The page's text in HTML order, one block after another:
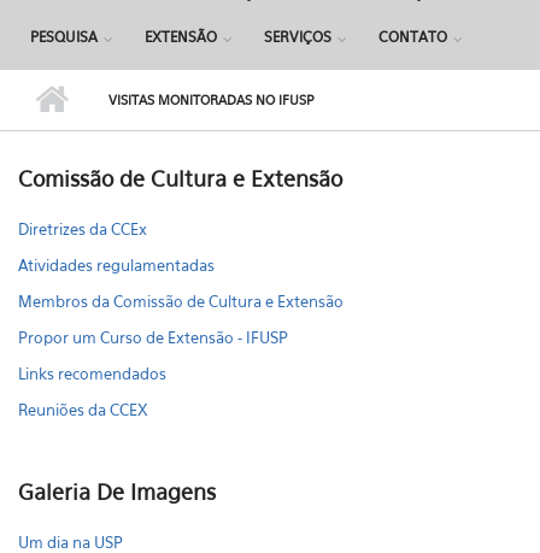
PESQUISA EXTENSÃO SERVIÇOS CONTATO
VISITAS MONITORADAS NO IFUSP
Comissão de Cultura e Extensão
Diretrizes da CCEx
Atividades regulamentadas
Membros da Comissão de Cultura e Extensão
Propor um Curso de Extensão - IFUSP
Links recomendados
Reuniões da CCEX
Galeria De Imagens
Um dia na USP